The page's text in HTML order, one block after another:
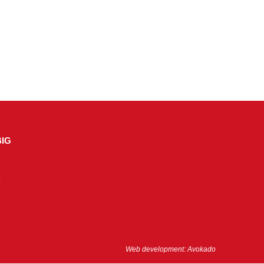
Web development:Avokado